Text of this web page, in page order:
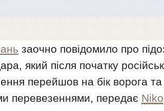
заочно повідомило про
який після початку
перейшов на бік ворога
перевезеннями, передає